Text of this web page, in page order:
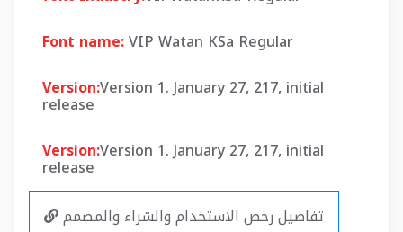
Font name:VIP Watan KSa Regular
Version:Version 1. January 27, 217, initial
release
Version:Version 1. January 27, 217, initial
release
تفاصيل رخص الاستخدام والشراء والمصمم